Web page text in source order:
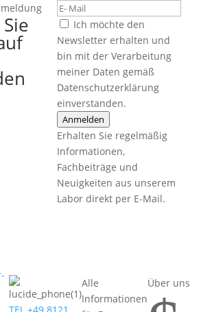
Ich möchte den
Newsletter erhalten und
bin mit der Verarbeitung
meiner Daten gemäß
Datenschutzerklärung
einverstanden.
Anmelden
Erhalten Sie regelmäßig
Informationen,
Fachbeiträge und
Neuigkeiten aus unserem
Labor direkt per E-Mail.
Alle
Informationen
Über uns